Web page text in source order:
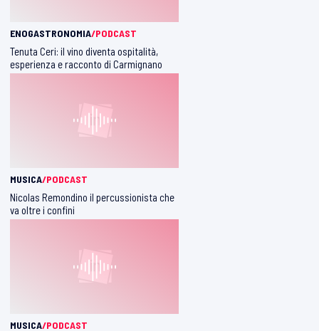
ENOGASTRONOMIA/PODCAST
Tenuta Ceri: il vino diventa ospitalità,
esperienza e racconto di Carmignano
MUSICA/PODCAST
Nicolas Remondino il percussionista che
va oltre i confini
MUSICA/PODCAST